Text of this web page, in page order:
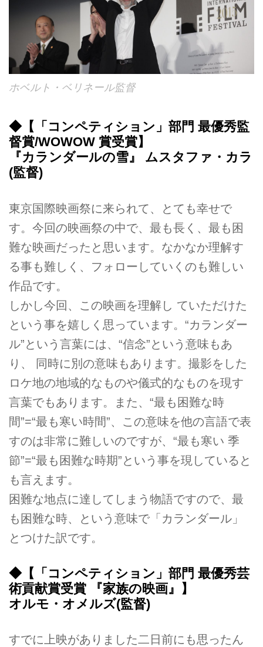
ホベルト・ベリネール監督
◆【「コンペティション」部門 最優秀監
督賞/WOWOW 賞受賞】
『カランダールの雪』 ムスタファ・カラ
(監督)
東京国際映画祭に来られて、とても幸せで
す。今回の映画祭の中で、最も長く、最も困
難な映画だったと思います。なかなか理解す
る事も難しく、フォローしていくのも難しい
作品です。
しかし今回、この映画を理解し ていただけた
という事を嬉しく思っています。“カランダー
ル”という言葉には、“信念”という意味もあ
り、 同時に別の意味もあります。撮影をした
ロケ地の地域的なものや儀式的なものを現す
言葉でもあります。また、“最も困難な時
間”=“最も寒い時間”、この意味を他の言語で表
すのは非常に難しいのですが、“最も寒い 季
節”=“最も困難な時期”という事を現していると
も言えます。
困難な地点に達してしまう物語ですので、最
も困難な時、という意味で「カランダール」
とつけた訳です。
◆【「コンペティション」部門 最優秀芸
術貢献賞受賞 『家族の映画』】
オルモ・オメルズ(監督)
すでに上映がありました二日前にも思ったん